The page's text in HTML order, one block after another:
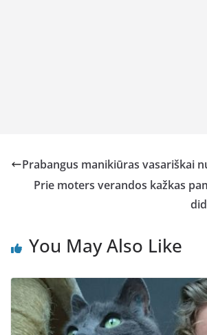
Prabangus manikiūras vasariškai
Prie moters verandos kažkas
You May Also Like